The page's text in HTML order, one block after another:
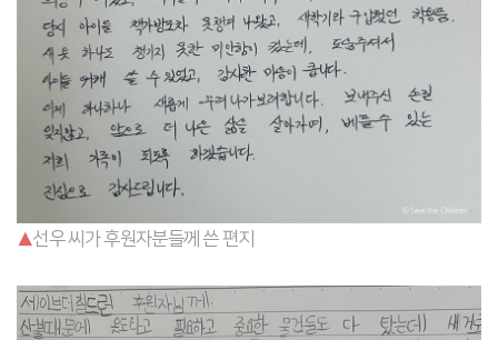
▲선우 씨가 후원자분들께 쓴 편지